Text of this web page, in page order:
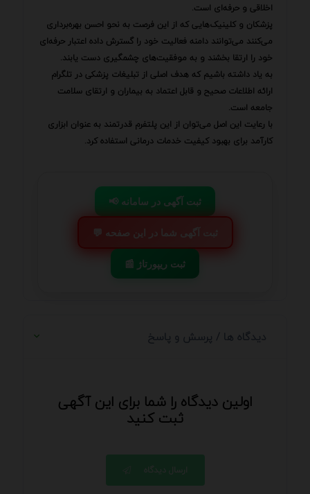
اخلاقی و حرفه‌ای است.
پزشکان و کلینیک‌هایی که از این فرصت به نحو احسن بهره‌برداری
می‌کنند می‌توانند دامنه فعالیت خود را گسترش داده اعتبار حرفه‌ای
خود را ارتقا بخشند و به موفقیت‌های چشمگیری دست یابند.
به یاد داشته باشیم که هدف اصلی از تبلیغات پزشکی در تلگرام
ارائه اطلاعات صحیح و قابل اعتماد به بیماران و ارتقای سلامت
جامعه است.
با رعایت این اصل می‌توان از این پلتفرم قدرتمند به عنوان ابزاری
کارآمد برای بهبود کیفیت خدمات درمانی استفاده کرد.
📢 ثبت آگهی در سامانه
💬 ثبت آگهی شما در این صفحه
📰 ثبت ریپورتاژ
دیدگاه ها / پرسش و پاسخ
اولین دیدگاه را شما برای این آگهی
ثبت کنید
ارسال دیدگاه